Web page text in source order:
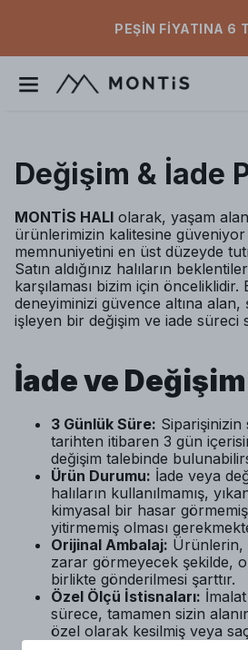
PEŞIN FIYATINA 6
Değişim & İade
MONTİS HALI olarak, yaşam
ürünlerimizin kalitesine
memnuniyetini en üst düzeyde
Satın aldığınız halıların
karşılaması bizim için önceliklidir.
deneyiminizi güvence altına
işleyen bir değişim ve iade süreci
İade ve
3 Günlük Süre: Siparişinizin
tarihten itibaren 3 gün
değişim talebinde
Ürün Durumu: İade veya
halıların kullanılmamış,
kimyasal bir hasar
yitirmemiş olması
Orijinal Ambalaj: Ürünlerin,
zarar görmeyecek şekilde,
birlikte gönderilmesi şarttır.
Özel Ölçü İstisnaları: İmalat
sürece, tamamen sizin
özel olarak kesilmiş veya